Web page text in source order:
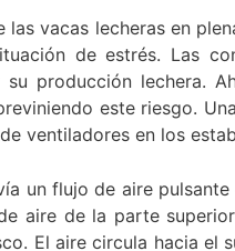
las vacas lecheras en
de estrés. Las
producción lechera.
este riesgo.
ventiladores en los
un flujo de aire
aire de la parte
El aire circula hacia